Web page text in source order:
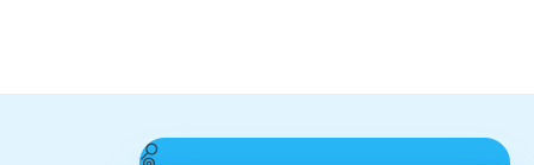
Beruf oder Unternehmen